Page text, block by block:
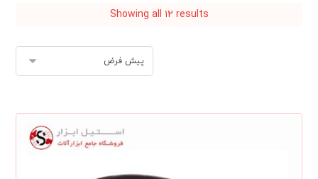
Showing all ۱۲ results